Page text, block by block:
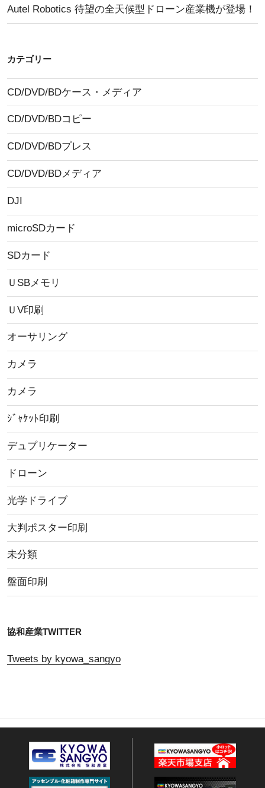
Autel Robotics 待望の全天候型ドローン産業機が登場！
カテゴリー
CD/DVD/BDケース・メディア
CD/DVD/BDコピー
CD/DVD/BDプレス
CD/DVD/BDメディア
DJI
microSDカード
SDカード
ＵSBメモリ
ＵV印刷
オーサリング
カメラ
カメラ
ｼﾞｬｹｯﾄ印刷
デュプリケーター
ドローン
光学ドライブ
大判ポスター印刷
未分類
盤面印刷
協和産業TWITTER
Tweets by kyowa_sangyo